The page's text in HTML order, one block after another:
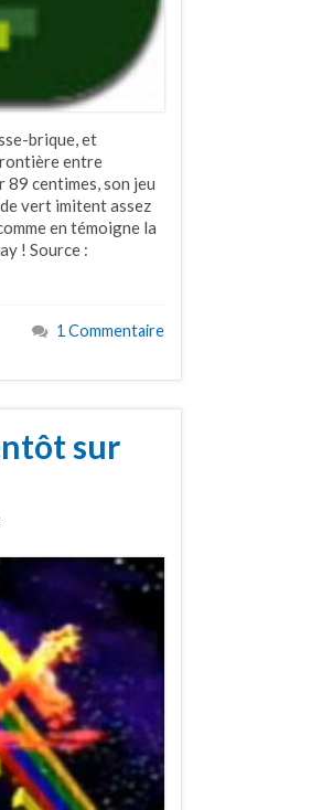
brique, et
entre
89 centimes, son jeu
vert imitent assez
en témoigne la
! Source :
1 Commentaire
sur